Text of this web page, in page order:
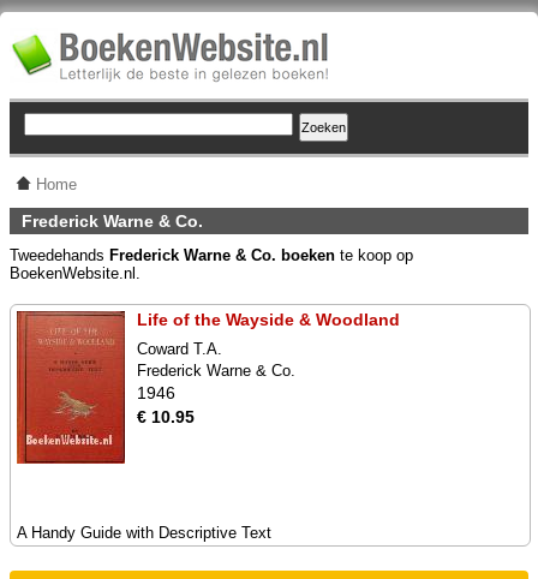
Home
Frederick Warne & Co.
Tweedehands Frederick Warne & Co. boeken te koop op
BoekenWebsite.nl.
Life of the Wayside & Woodland
Coward T.A.
Frederick Warne & Co.
1946
€ 10.95
A Handy Guide with Descriptive Text